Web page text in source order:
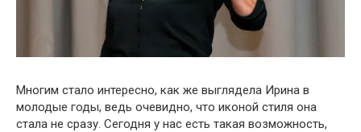
Многим стало интересно, как же выглядела Ирина в
молодые годы, ведь очевидно, что иконой стиля она
стала не сразу. Сегодня у нас есть такая возможность,